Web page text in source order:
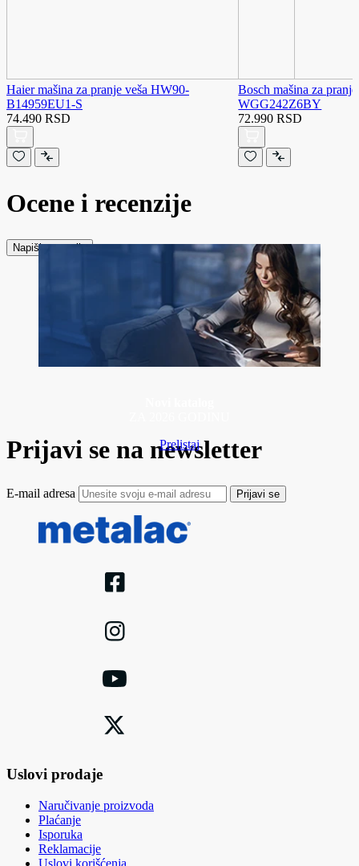
Haier mašina za pranje veša HW90-
B14959EU1-S
74.490 RSD
Bosch mašina za
WGG242Z6BY
72.990 RSD
Ocene i recenzije
Napiši recenziju
Prelistaj
Prijavi se na newsletter
E-mail adresa Prijavi se
Uslovi prodaje
Naručivanje proizvoda
Plaćanje
Isporuka
Reklamacije
Uslovi korišćenja